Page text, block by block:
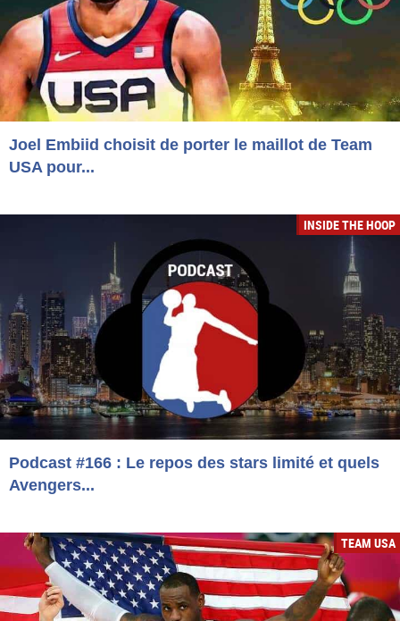
Joel Embiid choisit de porter le maillot de Team
USA pour...
INSIDE THE HOOP
Podcast #166 : Le repos des stars limité et quels
Avengers...
TEAM USA